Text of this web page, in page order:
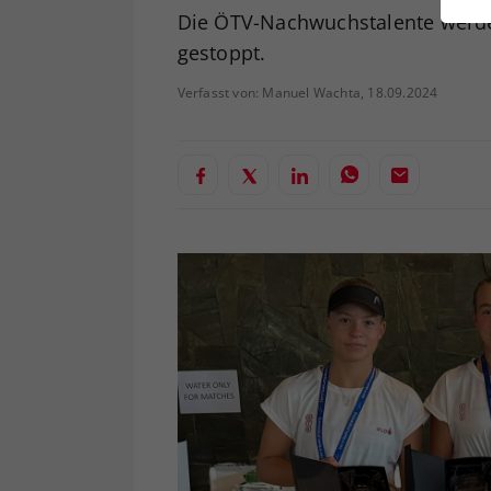
Die ÖTV-Nachwuchstalente
gestoppt.
Verfasst von: Manuel Wachta, 18.09.2024